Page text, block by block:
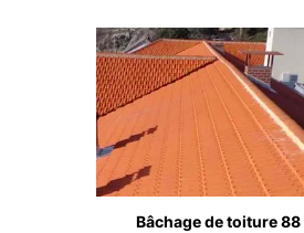
Bâchage de toiture 88